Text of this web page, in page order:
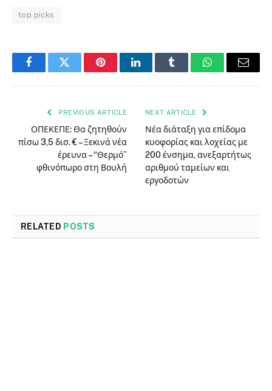
top picks
FacebookTwitter PinterestLinkedInTumblr WhatsAppEmail
PREVIOUS ARTICLE
ΟΠΕΚΕΠΕ: Θα ζητηθούν
πίσω 3,5 δισ. € – Ξεκινά νέα
έρευνα – “Θερμό”
φθινόπωρο στη Βουλή
NEXT ARTICLE
Νέα διάταξη για επίδομα
κυοφορίας και λοχείας με
200 ένσημα, ανεξαρτήτως
αριθμού ταμείων και
εργοδοτών
RELATED POSTS